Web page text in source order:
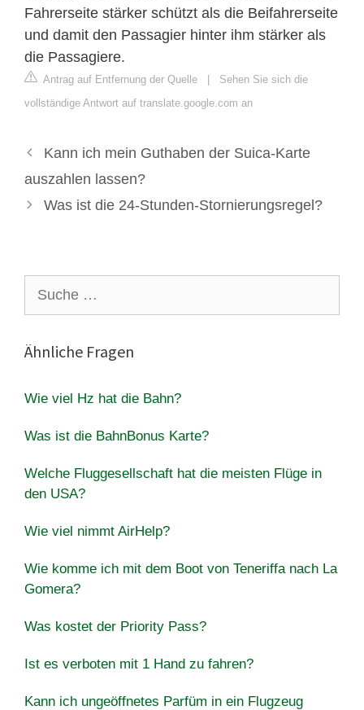
Fahrerseite stärker schützt als die Beifahrerseite
und damit den Passagier hinter ihm stärker als
die Passagiere.
Antrag auf Entfernung der Quelle | Sehen Sie sich die
vollständige Antwort auf translate.google.com an
Kann ich mein Guthaben der Suica-Karte
auszahlen lassen?
Was ist die 24-Stunden-Stornierungsregel?
nach:
Ähnliche Fragen
Wie viel Hz hat die Bahn?
Was ist die BahnBonus Karte?
Welche Fluggesellschaft hat die meisten Flüge in
den USA?
Wie viel nimmt AirHelp?
Wie komme ich mit dem Boot von Teneriffa nach La
Gomera?
Was kostet der Priority Pass?
Ist es verboten mit 1 Hand zu fahren?
Kann ich ungeöffnetes Parfüm in ein Flugzeug